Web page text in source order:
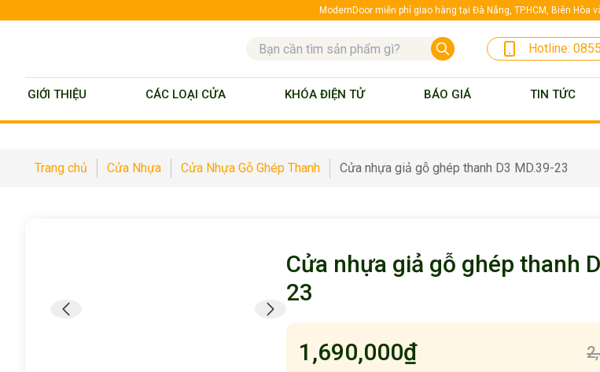
ModernDoor miễn phí giao hàng tại Đà Nẵng, TP.HCM, Biên Hòa
Hotline:
GIỚI THIỆU CÁC LOẠI CỬA KHÓA ĐIỆN TỬ BÁO GIÁ TIN TỨC
Trang chủ Cửa Nhựa Cửa Nhựa Gỗ Ghép Thanh Cửa nhựa giả gỗ ghép thanh D3 MD.39-23
Cửa nhựa giả gỗ ghép thanh
23
1,690,000₫